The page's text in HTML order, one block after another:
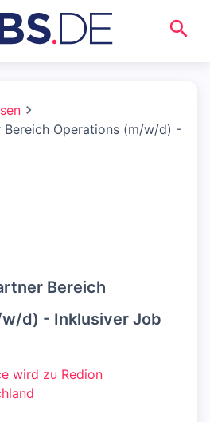
Bereich Operations (m/w/d) -
Bereich
d) - Inklusiver Job
wird zu Redion